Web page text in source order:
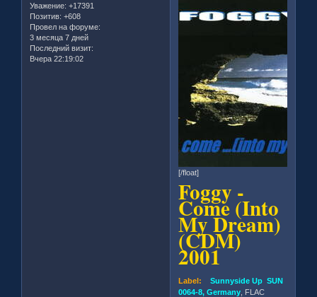
Уважение: +17391
Позитив: +608
Провел на форуме:
3 месяца 7 дней
Последний визит:
Вчера 22:19:02
[/float]
Foggy -
Come (Into
My Dream)
(CDM)
2001
Label: Sunnyside Up SUN
0064-8, Germany , FLAC